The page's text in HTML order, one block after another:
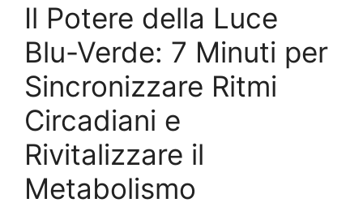
Il Potere della Luce
Blu-Verde: 7 Minuti per
Sincronizzare Ritmi
Circadiani e
Rivitalizzare il
Metabolismo